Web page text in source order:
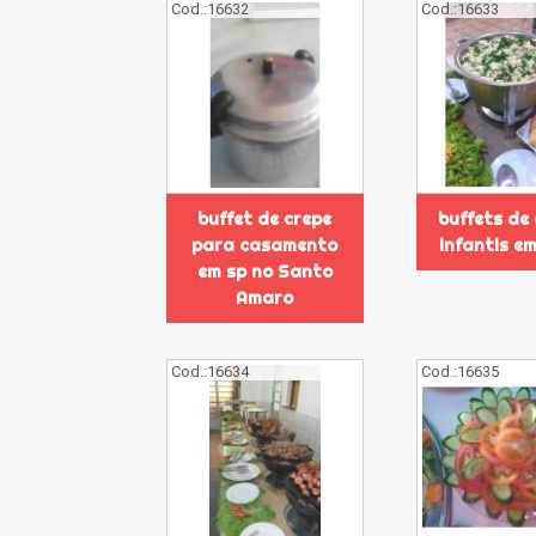
Cod.:16632
buffet de crepe
para casamento
em sp no Santo
Amaro
Cod.:16633
buffets de
infantis
Cod.:16634 Cod.:16635